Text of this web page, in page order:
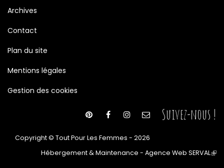
Archives
Contact
Plan du site
Mentions légales
Gestion des cookies
Suivez-nous !
Copyright © Tout Pour Les Femmes - 2026
Hébergement & Maintenance - Agence Web SERVAL(le